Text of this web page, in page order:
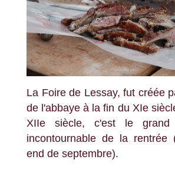
La Foire de Lessay, fut créée
de l'abbaye à la fin du XIe
XIIe siècle, c'est le grand
incontournable de la rentrée
end de septembre).